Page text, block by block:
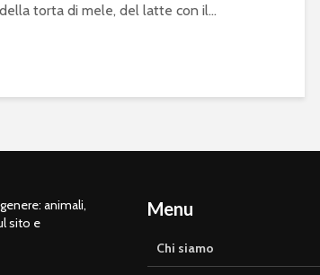
della torta di mele, del latte con il...
animali,
sito e
Menu
Chi siamo